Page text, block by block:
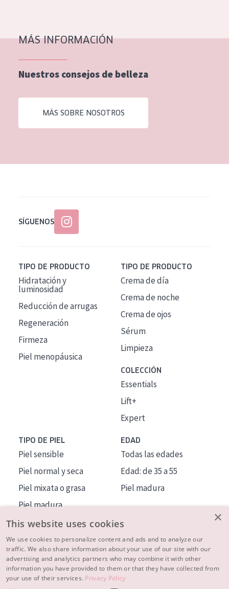
Piel normal y seca
Piel mixata o grasa
Piel madura
Piel expuesta al sol
Piel menopáusica
Todas las edades
MÁS INFORMACIÓN
Nuestros consejos de belleza
MÁS SOBRE NOSOTROS
SÍGUENOS
TIPO DE PRODUCTO
Hidratación y
luminosidad
Reducción de arrugas
Regeneración
Firmeza
Piel menopáusica
TIPO DE PRODUCTO
Crema de día
Crema de noche
Crema de ojos
Sérum
Limpieza
COLECCIÓN
Essentials
Lift+
Expert
TIPO DE PIEL
Piel sensible
Piel normal y seca
Piel mixata o grasa
Piel madura
Piel expuesta al sol
Piel menopáusica
EDAD
Todas las edades
Edad: de 35 a 55
Piel madura
MÁS SOBRE NOSOTROS
INSPIRACIÓN
×
This website uses cookies
We use cookies to personalize content and ads and to analyze our
traffic. We also share information about your use of our site with our
advertising and analytics partners who may combine it with other
information you have provided to them or that they have collected from
your use of their services. Privacy Policy